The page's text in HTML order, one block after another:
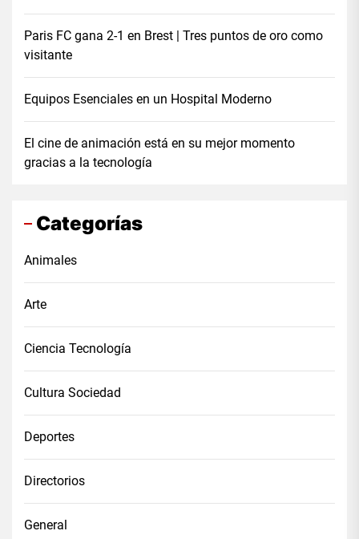
Paris FC gana 2-1 en Brest | Tres puntos de oro como
visitante
Equipos Esenciales en un Hospital Moderno
El cine de animación está en su mejor momento
gracias a la tecnología
Categorías
Animales
Arte
Ciencia Tecnología
Cultura Sociedad
Deportes
Directorios
General